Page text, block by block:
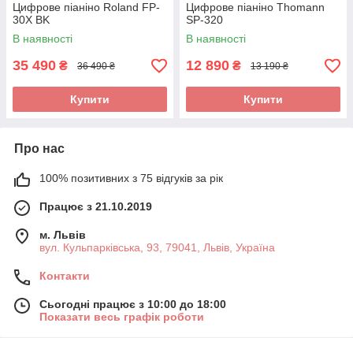
Цифрове піаніно Roland FP-
30X BK
В наявності
35 490 ₴ 36 490 ₴
Купити
Цифрове піаніно Thomann
SP-320
В наявності
12 890 ₴ 13 190 ₴
Купити
Про нас
100% позитивних з 75 відгуків за рік
Працює з 21.10.2019
м. Львів
вул. Кульпарківська, 93, 79041, Львів, Україна
Контакти
Сьогодні працює з 10:00 до 18:00
Показати весь графік роботи